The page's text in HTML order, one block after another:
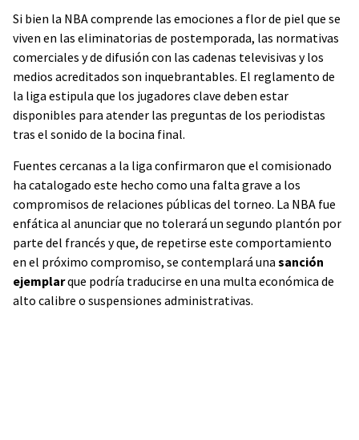
Si bien la NBA comprende las emociones a flor de piel que se
viven en las eliminatorias de postemporada, las normativas
comerciales y de difusión con las cadenas televisivas y los
medios acreditados son inquebrantables. El reglamento de
la liga estipula que los jugadores clave deben estar
disponibles para atender las preguntas de los periodistas
tras el sonido de la bocina final.
Fuentes cercanas a la liga confirmaron que el comisionado
ha catalogado este hecho como una falta grave a los
compromisos de relaciones públicas del torneo. La NBA fue
enfática al anunciar que no tolerará un segundo plantón por
parte del francés y que, de repetirse este comportamiento
en el próximo compromiso, se contemplará una sanción
ejemplarque podría traducirse en una multa económica de
alto calibre o suspensiones administrativas.